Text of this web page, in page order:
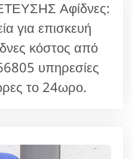
Αφίδνες:
για επισκευή
κόστος από
υπηρεσίες
το 24ωρο.